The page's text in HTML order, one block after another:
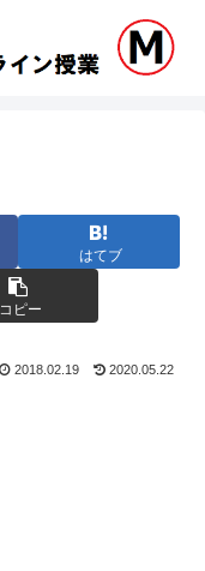
はてブ
コピー
2018.02.19 2020.05.22